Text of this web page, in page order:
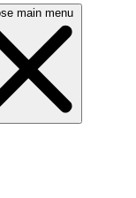
main menu